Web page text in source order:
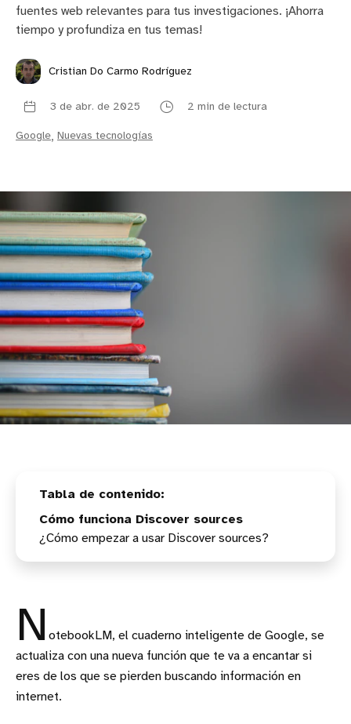
fuentes web relevantes para tus investigaciones. ¡Ahorra
tiempo y profundiza en tus temas!
Cristian Do Carmo Rodríguez
3 de abr. de 2025 2 min de lectura
Google, Nuevas tecnologías
Cómo funciona Discover sources
¿Cómo empezar a usar Discover sources?
N otebookLM, el cuaderno inteligente de Google, se
actualiza con una nueva función que te va a encantar si
eres de los que se pierden buscando información en
internet.